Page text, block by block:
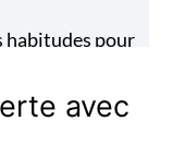
avec